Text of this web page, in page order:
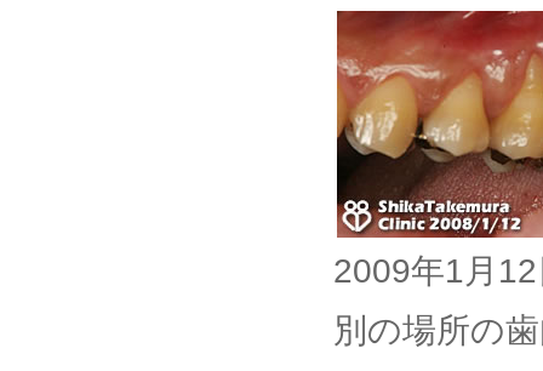
2009年1月
別の場所の